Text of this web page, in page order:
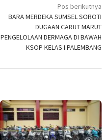
Pos berikutnya
BARA MERDEKA SUMSEL SOROTI
DUGAAN CARUT MARUT
PENGELOLAAN DERMAGA DI BAWAH
KSOP KELAS I PALEMBANG